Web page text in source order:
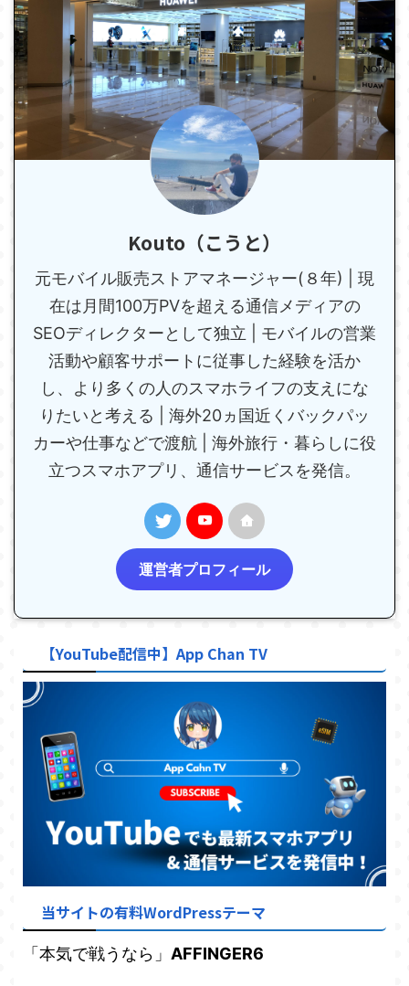
Kouto（こうと）
元モバイル販売ストアマネージャー(８年) | 現
在は月間100万PVを超える通信メディアの
SEOディレクターとして独立 | モバイルの営業
活動や顧客サポートに従事した経験を活か
し、より多くの人のスマホライフの支えにな
りたいと考える | 海外20ヵ国近くバックパッ
カーや仕事などで渡航 | 海外旅行・暮らしに役
立つスマホアプリ、通信サービスを発信。
運営者プロフィール
【YouTube配信中】App Chan TV
当サイトの有料WordPressテーマ
「本気で戦うなら」 AFFINGER6